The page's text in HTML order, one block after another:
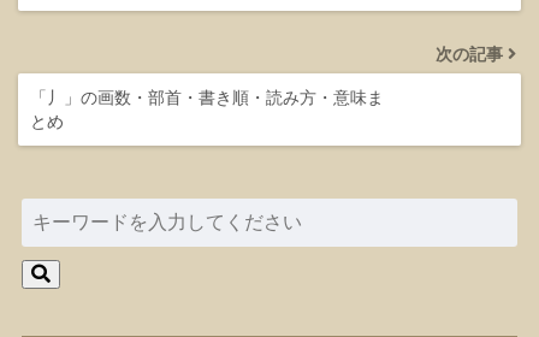
次の記事
「丿」の画数・部首・書き順・読み方・意味ま
とめ